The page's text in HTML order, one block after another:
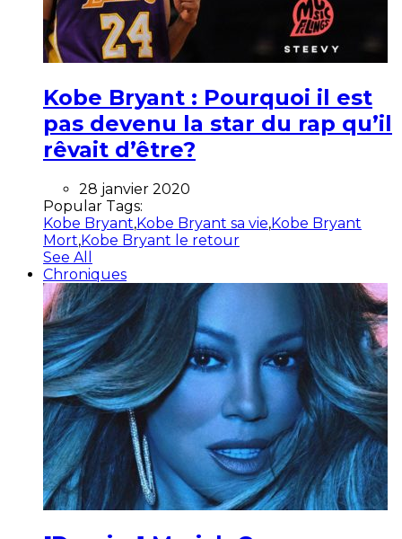
Kobe Bryant : Pourquoi il est
pas devenu la star du rap qu’il
rêvait d’être?
28 janvier 2020
Popular Tags:
Kobe Bryant,Kobe Bryant sa vie,Kobe Bryant
Mort,Kobe Bryant le retour
See All
Chroniques